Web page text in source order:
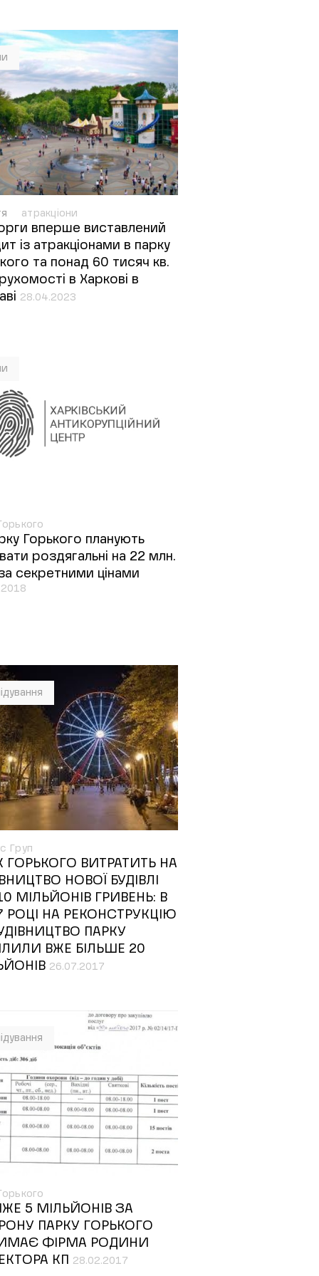
атракціони
вперше виставлений
із атракціонами в парку
та понад 60 тисяч кв.
в Харкові в
28.04.2023
Горького планують
роздягальні на 22 млн.
секретними цінами
Груп
ГОРЬКОГО ВИТРАТИТЬ НА
НОВОЇ БУДІВЛІ
МІЛЬЙОНІВ ГРИВЕНЬ: В
РОЦІ НА РЕКОНСТРУКЦІЮ
ПАРКУ
ВЖЕ БІЛЬШЕ 20
26.07.2017
5 МІЛЬЙОНІВ ЗА
ПАРКУ ГОРЬКОГО
ФІРМА РОДИНИ
КП
28.02.2017